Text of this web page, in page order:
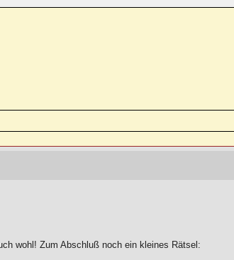
wohl! Zum Abschluß noch ein kleines Rätsel: